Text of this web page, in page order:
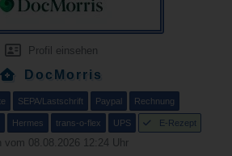
Profil einsehen
DocMorris
SEPA/Lastschrift Paypal Rechnung
Hermes trans-o-flex UPS E-Rezept
vom 08.08.2026 12:24 Uhr